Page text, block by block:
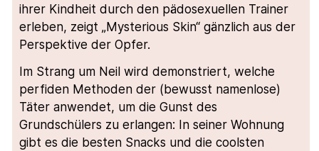
ihrer Kindheit durch den pädosexuellen Trainer
erleben, zeigt „Mysterious Skin“ gänzlich aus der
Perspektive der Opfer.
Im Strang um Neil wird demonstriert, welche
perfiden Methoden der (bewusst namenlose)
Täter anwendet, um die Gunst des
Grundschülers zu erlangen: In seiner Wohnung
gibt es die besten Snacks und die coolsten